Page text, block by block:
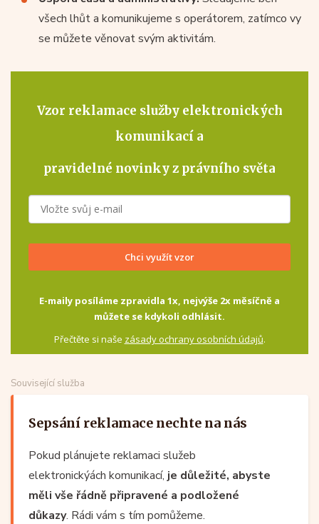
všech lhůt a komunikujeme s operátorem, zatímco vy
se můžete věnovat svým aktivitám.
Vzor reklamace služby elektronických
komunikací a
pravidelné novinky z právního světa
Chci využít vzor
E-maily posíláme zpravidla 1x, nejvýše 2x měsíčně a
můžete se kdykoli odhlásit.
Přečtěte si naše zásady ochrany osobních údajů.
Související služba
Sepsání reklamace nechte na nás
Pokud plánujete reklamaci služeb
elektronickýách komunikací, je důležité, abyste
měli vše řádně připravené a podložené
důkazy. Rádi vám s tím pomůžeme.